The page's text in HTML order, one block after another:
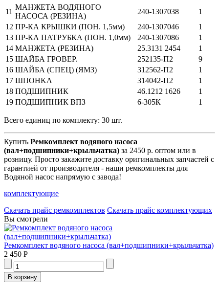
11
МАНЖЕТА ВОДЯНОГО
НАСОСА (РЕЗИНА)
240-1307038
1
12 ПР-КА КРЫШКИ (ПОН. 1,5мм) 240-1307046
1
13 ПР-КА ПАТРУБКА (ПОН. 1,0мм) 240-1307086
1
14 МАНЖЕТА (РЕЗИНА) 25.3131 2454
1
15 ШАЙБА ГРОВЕР. 252135-П2
9
16 ШАЙБА (СПЕЦ) (ЯМЗ) 312562-П2
1
17 ШПOHKA 314042-П2
1
18 ПОДШИПНИК 46.1212 1626
1
19 ПОДШИПНИК ВПЗ 6-305К 1
Всего единиц по комплекту: 30 шт.
Купить Ремкомплект водяного насоса
(вал+подшипники+крыльчатка) за 2450 р. оптом или в
розницу. Просто закажите доставку оригинальных запчастей с
гарантией от производителя - наши ремкомплекты для
Водяной насос напрямую с завода!
комплектующие
Скачать прайс ремкомплектов Скачать прайс комплектующих
Вы смотрели
Ремкомплект водяного насоса (вал+подшипники+крыльчатка)
2 450 Р